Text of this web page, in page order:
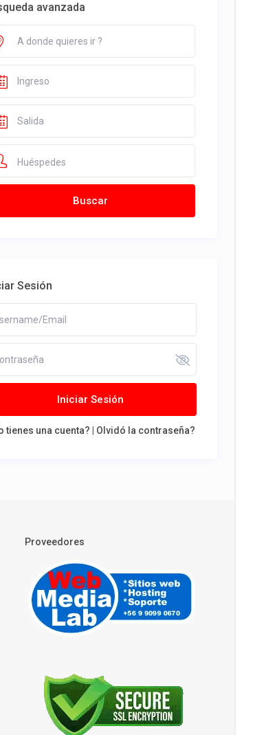
avanzada
Huéspedes
Sesión
Iniciar Sesión
tienes una cuenta? Olvidó la contraseña?
Proveedores